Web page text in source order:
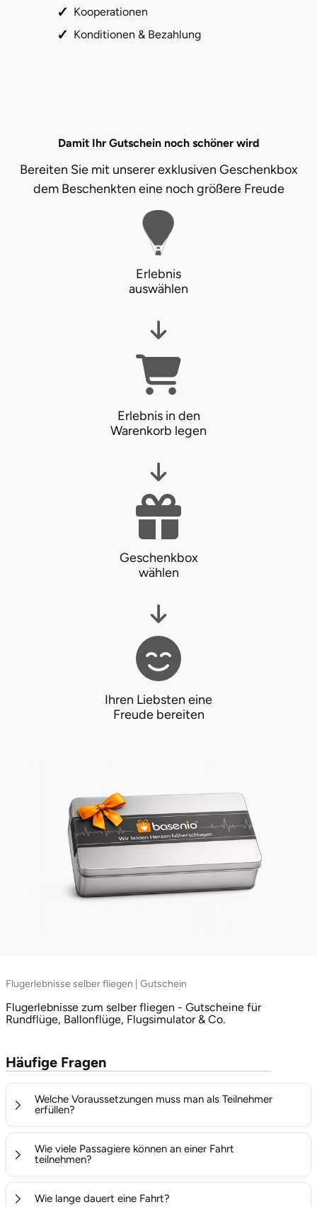
Kooperationen
Konditionen & Bezahlung
Damit Ihr Gutschein noch schöner wird
Bereiten Sie mit unserer exklusiven Geschenkbox
dem Beschenkten eine noch größere Freude
Erlebnis
auswählen
Erlebnis in den
Warenkorb legen
Geschenkbox
wählen
Ihren Liebsten eine
Freude bereiten
Flugerlebnisse selber fliegen | Gutschein
Flugerlebnisse zum selber fliegen - Gutscheine für
Rundflüge, Ballonflüge, Flugsimulator & Co.
Häufige Fragen
Welche Voraussetzungen muss man als Teilnehmer
erfüllen?
Erwachsenen)
keine Schwangerschaft
Wie viele Passagiere können an einer Fahrt
teilnehmen?
Wie lange dauert eine Fahrt?